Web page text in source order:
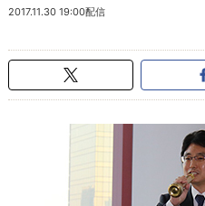
2017.11.30 19:00配信